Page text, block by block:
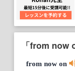
「from now
from now on